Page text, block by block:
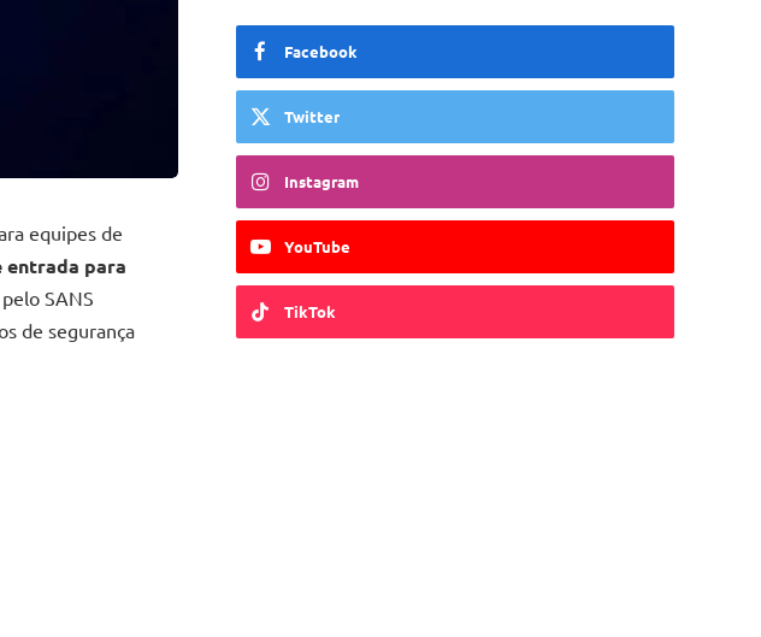
equipes de
entrada para
SANS
de segurança
Facebook
Twitter
Instagram
YouTube
TikTok